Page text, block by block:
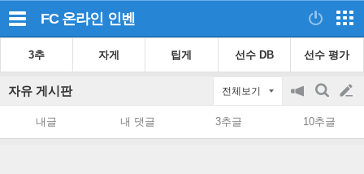
FC 온라인 인벤
3추 자게 팁게 선수 DB 선수 평가
자유 게시판 전체보기
공
지
on/off
검
색
글
쓰
내글 내 댓글 3추글 10추글